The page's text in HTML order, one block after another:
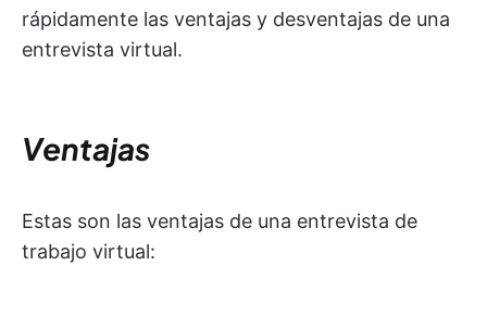
rápidamente las ventajas y desventajas de una
entrevista virtual.
Ventajas
Estas son las ventajas de una entrevista de
trabajo virtual: